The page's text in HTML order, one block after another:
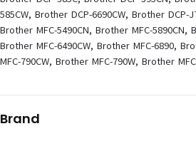
585CW, Brother DCP-6690CW, Brother DCP-
Brother MFC-5490CN, Brother MFC-5890CN,
Brother MFC-6490CW, Brother MFC-6890,
MFC-790CW, Brother MFC-790W, Brother
Brand